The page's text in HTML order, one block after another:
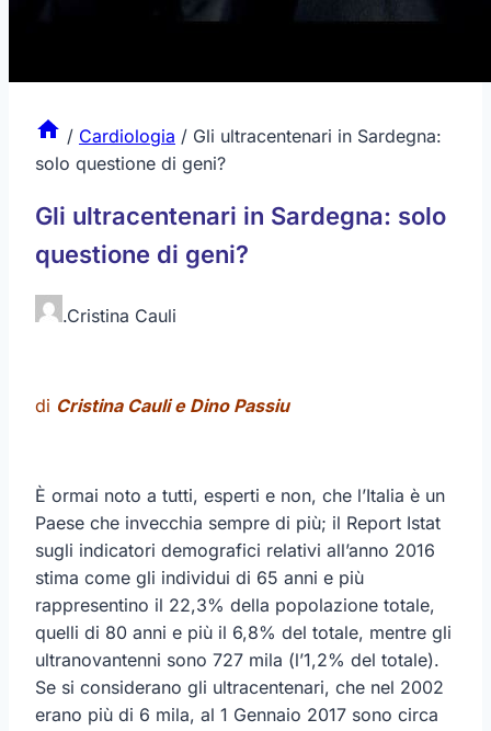
/ Cardiologia / Gli ultracentenari in Sardegna:
solo questione di geni?
Gli ultracentenari in Sardegna: solo
questione di geni?
.Cristina Cauli
di Cristina Cauli e Dino Passiu
È ormai noto a tutti, esperti e non, che l’Italia è un
Paese che invecchia sempre di più; il Report Istat
sugli indicatori demografici relativi all’anno 2016
stima come gli individui di 65 anni e più
rappresentino il 22,3% della popolazione totale,
quelli di 80 anni e più il 6,8% del totale, mentre gli
ultranovantenni sono 727 mila (l’1,2% del totale).
Se si considerano gli ultracentenari, che nel 2002
erano più di 6 mila, al 1 Gennaio 2017 sono circa